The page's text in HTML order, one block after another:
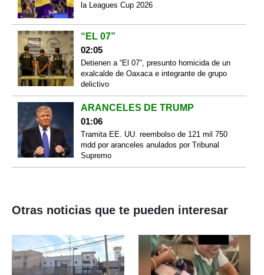
la Leagues Cup 2026
“EL 07”
02:05
Detienen a “El 07”, presunto homicida de un
exalcalde de Oaxaca e integrante de grupo
delictivo
ARANCELES DE TRUMP
01:06
Tramita EE. UU. reembolso de 121 mil 750
mdd por aranceles anulados por Tribunal
Supremo
Otras noticias que te pueden interesar